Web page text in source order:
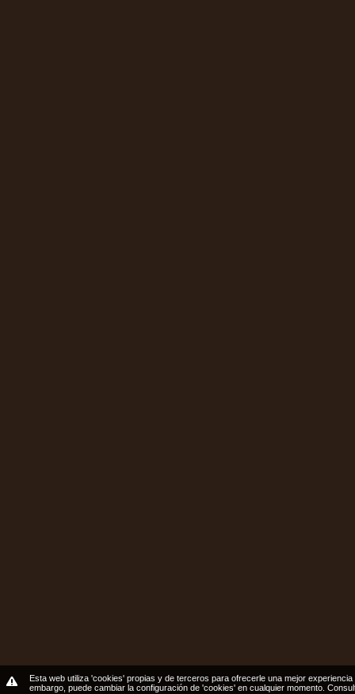
Esta web utiliza 'cookies' propias y de terceros para ofrecerle una mejor
embargo, puede cambiar la configuración de 'cookies' en cualquier momento.